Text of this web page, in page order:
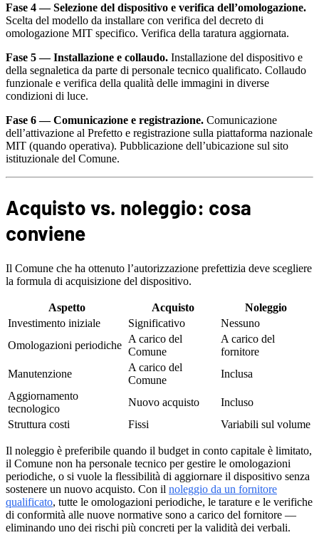
Fase 4 — Selezione del dispositivo e verifica dell’omologazione.
Scelta del modello da installare con verifica del decreto di
omologazione MIT specifico. Verifica della taratura aggiornata.
Fase 5 — Installazione e collaudo. Installazione del dispositivo e
della segnaletica da parte di personale tecnico qualificato. Collaudo
funzionale e verifica della qualità delle immagini in diverse
condizioni di luce.
Fase 6 — Comunicazione e registrazione. Comunicazione
dell’attivazione al Prefetto e registrazione sulla piattaforma nazionale
MIT (quando operativa). Pubblicazione dell’ubicazione sul sito
istituzionale del Comune.
Acquisto vs. noleggio: cosa
conviene
Il Comune che ha ottenuto l’autorizzazione prefettizia deve scegliere
la formula di acquisizione del dispositivo.
Aspetto Acquisto
Noleggio
Investimento iniziale
Significativo
Nessuno
Omologazioni periodiche
A carico del
Comune
A carico del
fornitore
Manutenzione
A carico del
Comune
Inclusa
Aggiornamento
tecnologico
Nuovo acquisto
Incluso
Struttura costi
Fissi Variabili sul volume
Il noleggio è preferibile quando il budget in conto capitale è limitato,
il Comune non ha personale tecnico per gestire le omologazioni
periodiche, o si vuole la flessibilità di aggiornare il dispositivo senza
sostenere un nuovo acquisto. Con il noleggio da un fornitore
qualificato, tutte le omologazioni periodiche, le tarature e le verifiche
di conformità alle nuove normative sono a carico del fornitore —
eliminando uno dei rischi più concreti per la validità dei verbali.